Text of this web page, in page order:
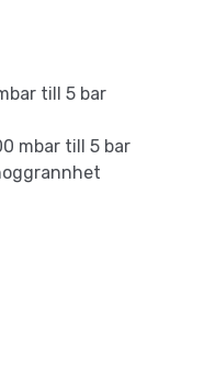
till 5 bar
mbar till 5 bar